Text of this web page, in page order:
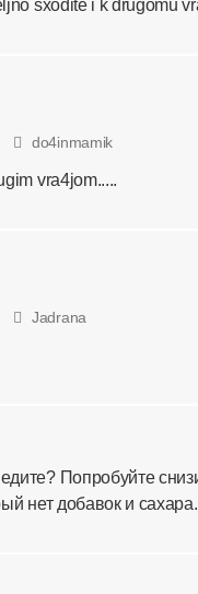
sxodite i k drugomu
do4inmamik
vra4jom.....
Jadrana
Попробуйте
нет добавок и сахара.